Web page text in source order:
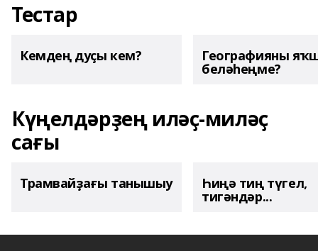
Тестар
Кемдең дуҫы кем? Географияны
беләһеңме?
Күңелдәрҙең иләҫ-миләҫ
сағы
Трамвайҙағы танышыу Һиңә тиң түгел,
тигәндәр...